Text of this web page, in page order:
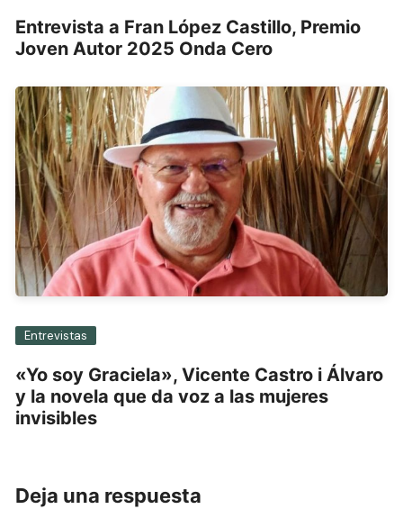
Entrevista a Fran López Castillo, Premio
Joven Autor 2025 Onda Cero
Entrevistas
«Yo soy Graciela», Vicente Castro i Álvaro
y la novela que da voz a las mujeres
invisibles
Deja una respuesta